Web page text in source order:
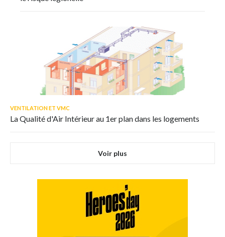
VENTILATION ET VMC
La Qualité d'Air Intérieur au 1er plan dans les logements
Voir plus